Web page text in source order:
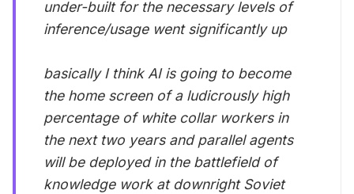
under-built for the necessary levels of
inference/usage went significantly up
basically I think AI is going to become
the home screen of a ludicrously high
percentage of white collar workers in
the next two years and parallel agents
will be deployed in the battlefield of
knowledge work at downright Soviet